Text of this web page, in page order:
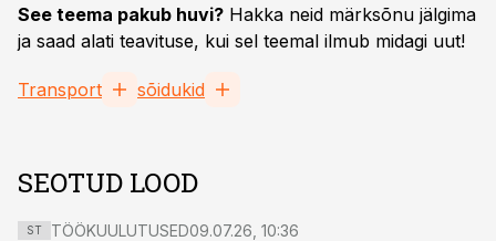
See teema pakub huvi? Hakka neid märksõnu jälgima
ja saad alati teavituse, kui sel teemal ilmub midagi uut!
Transport sõidukid
SEOTUD LOOD
ST TÖÖKUULUTUSED09.07.26, 10:36